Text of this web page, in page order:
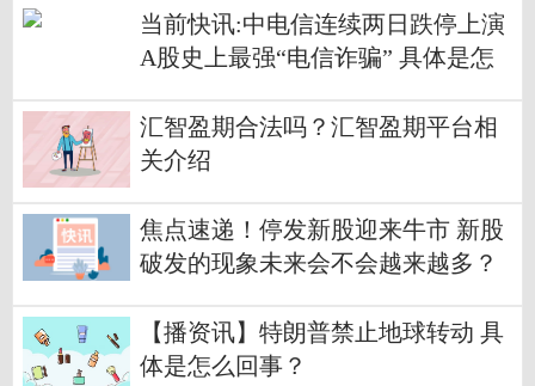
当前快讯:中电信连续两日跌停上演
A股史上最强“电信诈骗” 具体是怎
汇智盈期合法吗？汇智盈期平台相
关介绍
焦点速递！停发新股迎来牛市 新股
破发的现象未来会不会越来越多？
【播资讯】特朗普禁止地球转动 具
体是怎么回事？